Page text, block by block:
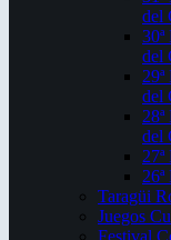
del
30ª
del
del
del
Taragüi
Juegos
Festival